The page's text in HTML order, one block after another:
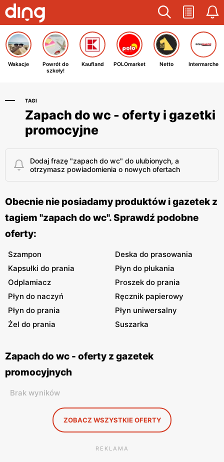
Wakacje
Powrót do
szkoły!
Kaufland POLOmarket Netto Intermarche
TAGI
Zapach do wc - oferty i gazetki
promocyjne
Dodaj frazę "zapach do wc" do ulubionych, a
otrzymasz powiadomienia o nowych ofertach
Obecnie nie posiadamy produktów i gazetek z
tagiem "zapach do wc". Sprawdź podobne
oferty:
Szampon
Deska do prasowania
Kapsułki do prania
Płyn do płukania
Odplamiacz
Proszek do prania
Płyn do naczyń
Ręcznik papierowy
Płyn do prania
Płyn uniwersalny
Żel do prania
Suszarka
Zapach do wc - oferty z gazetek
promocyjnych
Brak wyników
ZOBACZ WSZYSTKIE OFERTY
REKLAMA